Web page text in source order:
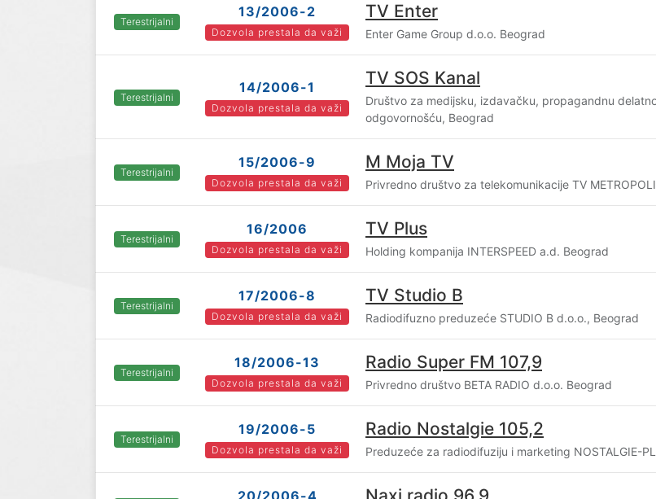
Terestrijalni
13/2006-2
Dozvola prestala da važi
TV Enter
Enter Game Group d.o.o. Beograd
Terestrijalni
14/2006-1
Dozvola prestala da važi
TV SOS Kanal
Društvo za medijsku, izdavačku, propagandnu
odgovornošću, Beograd
Terestrijalni
15/2006-9
Dozvola prestala da važi
M Moja TV
Privredno društvo za telekomunikacije TV
Terestrijalni
16/2006
Dozvola prestala da važi
TV Plus
Holding kompanija INTERSPEED a.d. Beograd
Terestrijalni
17/2006-8
Dozvola prestala da važi
TV Studio B
Radiodifuzno preduzeće STUDIO B d.o.o., Beograd
Terestrijalni
18/2006-13
Dozvola prestala da važi
Radio Super FM 107,9
Privredno društvo BETA RADIO d.o.o. Beograd
Terestrijalni
19/2006-5
Dozvola prestala da važi
Radio Nostalgie 105,2
Preduzeće za radiodifuziju i marketing NOSTALGIE-
20/2006-4